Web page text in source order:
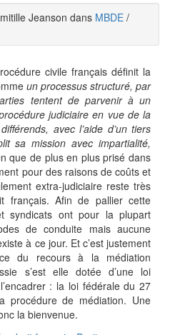
Jeanson dans MBDE /
civile français définit la
un processus structuré, par
tentent de parvenir à un
judiciaire en vue de la
avec l’aide d’un tiers
sa mission avec impartialité,
que de plus en plus prisé dans
pour des raisons de coûts et
extra-judiciaire reste très
français. Afin de pallier cette
syndicats ont pour la plupart
de conduite mais aucune
à ce jour. Et c’est justement
du recours à la médiation
s’est elle dotée d’une loi
: la loi fédérale du 27
procédure de médiation. Une
la bienvenue.